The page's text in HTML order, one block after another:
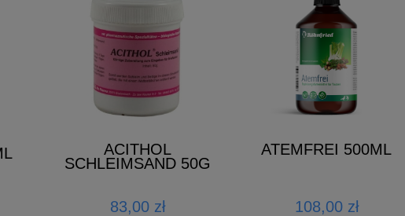
ACITHOL
SCHLEIMSAND 50G
83,00 zł
ATEMFREI 500ML
108,00 zł